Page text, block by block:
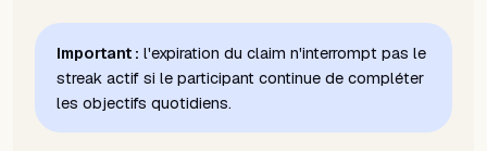
Important : l'expiration du claim n'interrompt pas le
streak actif si le participant continue de compléter
les objectifs quotidiens.